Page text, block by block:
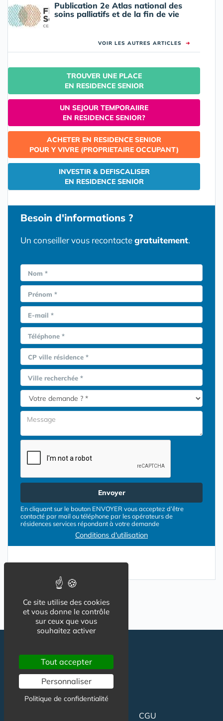
Publication 2e Atlas national des
soins palliatifs et de la fin de vie
VOIR LES AUTRES ARTICLES ➜
TROUVER UNE PLACE
EN RESIDENCE SENIOR
UN SEJOUR TEMPORAIIRE
EN RESIDENCE SENIOR?
ACHETER EN RESIDENCE SENIOR
POUR Y VIVRE (PROPRIETAIRE OCCUPANT)
INVESTIR & DEFISCALISER
EN RESIDENCE SENIOR
Besoin d'informations ?
Un conseiller vous recontactegratuitement.
Nom *
Prénom *
E-mail *
Téléphone *
CP ville résidence *
Ville recherchée *
Envoyer
En cliquant sur le bouton ENVOYER vous acceptez d’être
contacté par mail ou téléphone par les opérateurs de
résidences services répondant à votre demande
Conditions d'utilisation
CGU
Ce site utilise des cookies
et vous donne le contrôle
sur ceux que vous
souhaitez activer
Tout accepter
Personnaliser
Politique de confidentialité